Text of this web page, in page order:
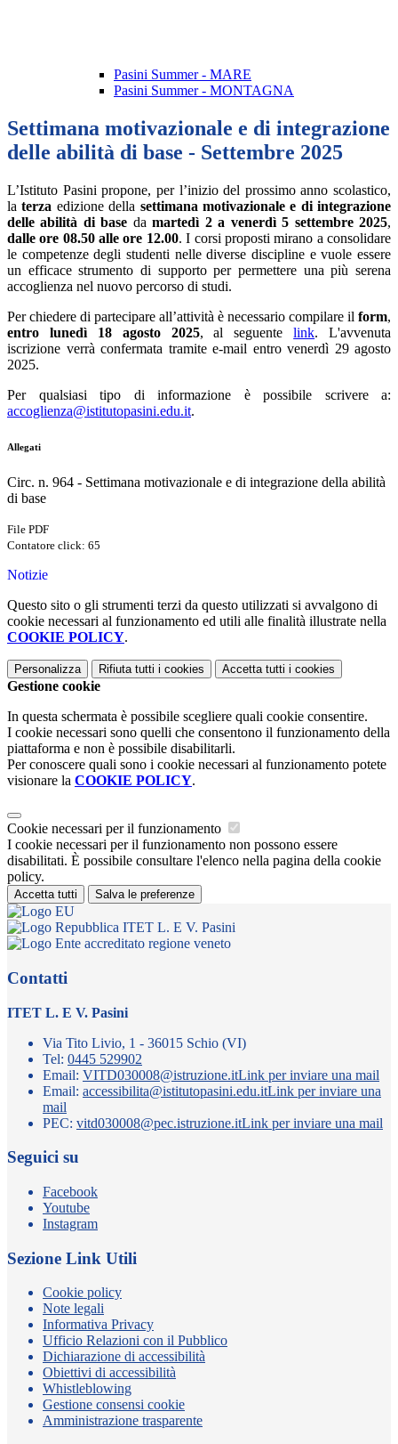
Pasini Summer - MARE
Pasini Summer - MONTAGNA
Settimana motivazionale e di integrazione
delle abilità di base - Settembre 2025
L’Istituto Pasini propone, per l’inizio del prossimo anno scolastico,
laterza edizione della settimana motivazionale e di integrazione
delle abilità di base damartedì 2 a venerdì 5 settembre 2025,
dalle ore 08.50 alle ore 12.00. I corsi proposti mirano a consolidare
le competenze degli studenti nelle diverse discipline e vuole essere
un efficace strumento di supporto per permettere una più serena
accoglienza nel nuovo percorso di studi.
Per chiedere di partecipare all’attività è necessario compilare il form,
entro lunedì 18 agosto 2025, al seguentelink. L'avvenuta
iscrizione verrà confermata tramite e-mail entro venerdì 29 agosto
2025.
Per qualsiasi tipo di informazione è possibile scrivere a:
accoglienza@istitutopasini.edu.it.
Allegati
Circ. n. 964 - Settimana motivazionale e di integrazione della abilità
di base
File PDF
Contatore click: 65
Notizie
Questo sito o gli strumenti terzi da questo utilizzati si avvalgono di
cookie necessari al funzionamento ed utili alle finalità illustrate nella
COOKIE POLICY.
Personalizza Rifiuta tutti i cookies Accetta tutti i cookies
Gestione cookie
In questa schermata è possibile scegliere quali cookie consentire.
I cookie necessari sono quelli che consentono il funzionamento della
piattaforma e non è possibile disabilitarli.
Per conoscere quali sono i cookie necessari al funzionamento potete
visionare la COOKIE POLICY.
Cookie necessari per il funzionamento
I cookie necessari per il funzionamento non possono essere
disabilitati. È possibile consultare l'elenco nella pagina della cookie
policy.
Accetta tutti Salva le preferenze
ITET L. E V. Pasini
Contatti
ITET L. E V. Pasini
Via Tito Livio, 1 - 36015 Schio (VI)
Tel: 0445 529902
Email: VITD030008@istruzione.itLink per inviare una mail
Email: accessibilita@istitutopasini.edu.itLink per inviare una
mail
PEC: vitd030008@pec.istruzione.itLink per inviare una mail
Seguici su
Facebook
Youtube
Instagram
Sezione Link Utili
Cookie policy
Note legali
Informativa Privacy
Ufficio Relazioni con il Pubblico
Dichiarazione di accessibilità
Obiettivi di accessibilità
Whistleblowing
Gestione consensi cookie
Amministrazione trasparente